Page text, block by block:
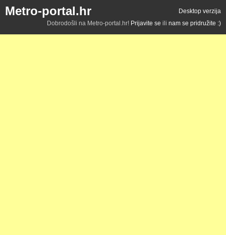
Metro-portal.hr
Desktop verzija
Dobrodošli na Metro-portal.hr! Prijavite se ili nam se pridružite :)